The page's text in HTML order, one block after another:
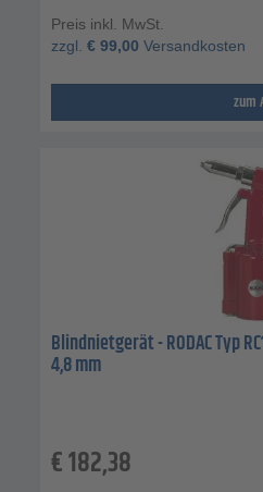
Preis inkl. MwSt.
zzgl. € 99,00 Versandkosten
zum
Blindnietgerät - RODAC Typ
4,8 mm
€182,38